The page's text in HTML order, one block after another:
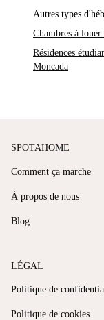
Autres types
Chambres à louer
Résidences
Moncada
SPOTAHOME
Comment ça marche
À propos de nous
Blog
LÉGAL
Politique de
Politique de cookies